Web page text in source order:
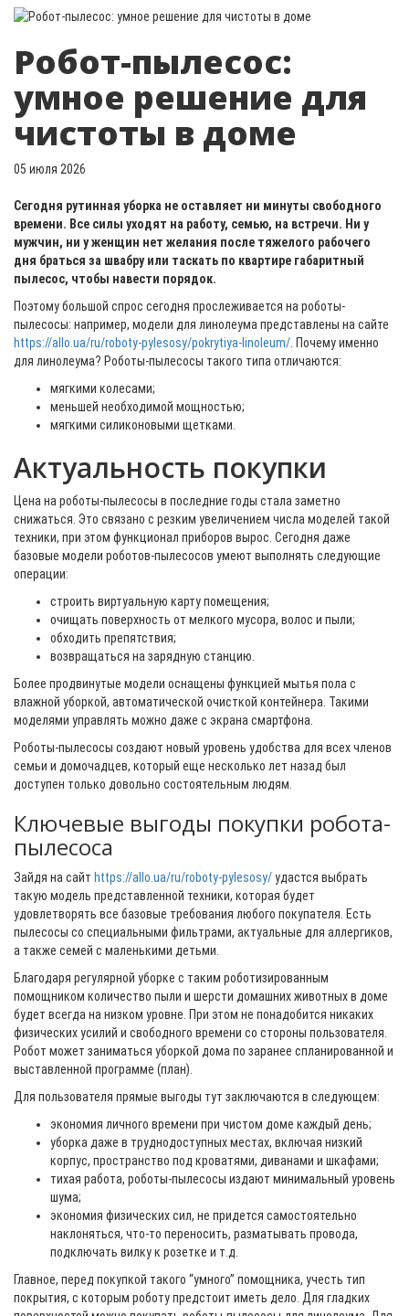
Робот-пылесос:
умное решение для
чистоты в доме
05 июля 2026
Сегодня рутинная уборка не оставляет ни минуты свободного
времени. Все силы уходят на работу, семью, на встречи. Ни у
мужчин, ни у женщин нет желания после тяжелого рабочего
дня браться за швабру или таскать по квартире габаритный
пылесос, чтобы навести порядок.
Поэтому большой спрос сегодня прослеживается на роботы-
пылесосы: например, модели для линолеума представлены на сайте
https://allo.ua/ru/roboty-pylesosy/pokrytiya-linoleum/. Почему именно
для линолеума? Роботы-пылесосы такого типа отличаются:
мягкими колесами;
меньшей необходимой мощностью;
мягкими силиконовыми щетками.
Актуальность покупки
Цена на роботы-пылесосы в последние годы стала заметно
снижаться. Это связано с резким увеличением числа моделей такой
техники, при этом функционал приборов вырос. Сегодня даже
базовые модели роботов-пылесосов умеют выполнять следующие
операции:
строить виртуальную карту помещения;
очищать поверхность от мелкого мусора, волос и пыли;
обходить препятствия;
возвращаться на зарядную станцию.
Более продвинутые модели оснащены функцией мытья пола с
влажной уборкой, автоматической очисткой контейнера. Такими
моделями управлять можно даже с экрана смартфона.
Роботы-пылесосы создают новый уровень удобства для всех членов
семьи и домочадцев, который еще несколько лет назад был
доступен только довольно состоятельным людям.
Ключевые выгоды покупки робота-
пылесоса
Зайдя на сайт https://allo.ua/ru/roboty-pylesosy/удастся выбрать
такую модель представленной техники, которая будет
удовлетворять все базовые требования любого покупателя. Есть
пылесосы со специальными фильтрами, актуальные для аллергиков,
а также семей с маленькими детьми.
Благодаря регулярной уборке с таким роботизированным
помощником количество пыли и шерсти домашних животных в доме
будет всегда на низком уровне. При этом не понадобится никаких
физических усилий и свободного времени со стороны пользователя.
Робот может заниматься уборкой дома по заранее спланированной и
выставленной программе (план).
Для пользователя прямые выгоды тут заключаются в следующем:
экономия личного времени при чистом доме каждый день;
уборка даже в труднодоступных местах, включая низкий
корпус, пространство под кроватями, диванами и шкафами;
тихая работа, роботы-пылесосы издают минимальный уровень
шума;
экономия физических сил, не придется самостоятельно
наклоняться, что-то переносить, разматывать провода,
подключать вилку к розетке и т.д.
Главное, перед покупкой такого “умного” помощника, учесть тип
покрытия, с которым роботу предстоит иметь дело. Для гладких